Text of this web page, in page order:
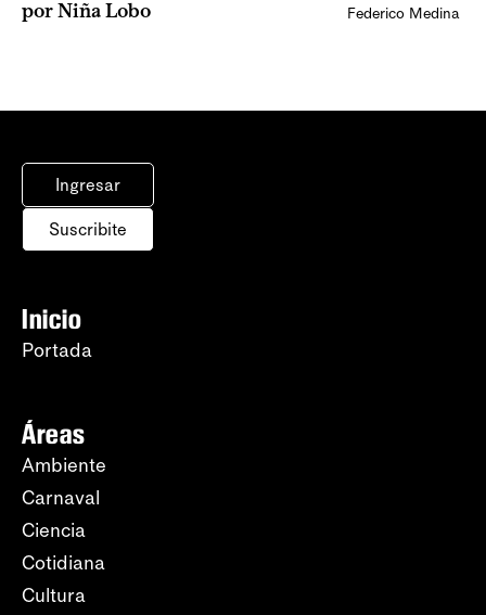
por Niña Lobo
Federico Medina
Ingresar
Suscribite
Inicio
Portada
Áreas
Ambiente
Carnaval
Ciencia
Cotidiana
Cultura